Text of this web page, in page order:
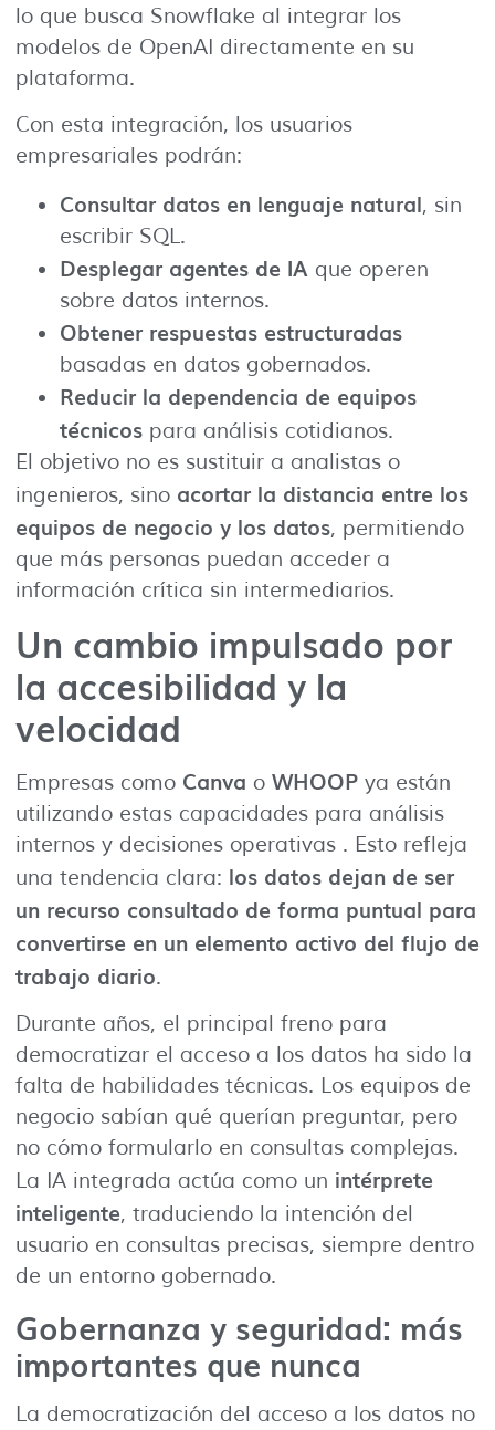
lo que busca Snowflake al integrar los
modelos de OpenAI directamente en su
plataforma.
Con esta integración, los usuarios
empresariales podrán:
Consultar datos en lenguaje natural, sin
escribir SQL.
Desplegar agentes de IA que operen
sobre datos internos.
Obtener respuestas estructuradas
basadas en datos gobernados.
Reducir la dependencia de equipos
técnicos para análisis cotidianos.
El objetivo no es sustituir a analistas o
ingenieros, sino acortar la distancia entre los
equipos de negocio y los datos, permitiendo
que más personas puedan acceder a
información crítica sin intermediarios.
Un cambio impulsado por
la accesibilidad y la
velocidad
Empresas como Canva o WHOOP ya están
utilizando estas capacidades para análisis
internos y decisiones operativas . Esto refleja
una tendencia clara: los datos dejan de ser
un recurso consultado de forma puntual para
convertirse en un elemento activo del flujo de
trabajo diario.
Durante años, el principal freno para
democratizar el acceso a los datos ha sido la
falta de habilidades técnicas. Los equipos de
negocio sabían qué querían preguntar, pero
no cómo formularlo en consultas complejas.
La IA integrada actúa como un intérprete
inteligente, traduciendo la intención del
usuario en consultas precisas, siempre dentro
de un entorno gobernado.
Gobernanza y seguridad: más
importantes que nunca
La democratización del acceso a los datos no